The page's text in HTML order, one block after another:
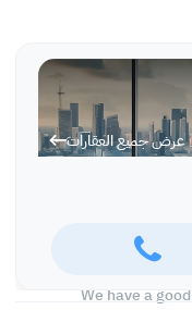
عرض جميع العقارات
Rent: 1100 /-
We Deal only on
We have a